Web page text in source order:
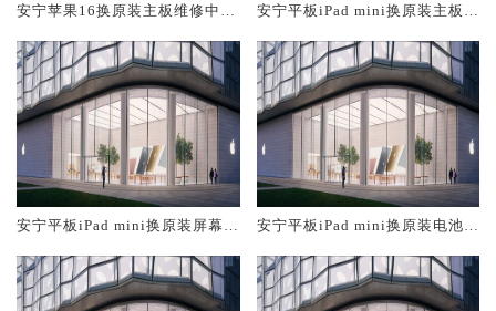
安宁苹果16换原装主板维修中心
安宁平板iPad mini换原装主板维
安宁平板iPad mini换原装屏幕服
安宁平板iPad mini换原装电池维